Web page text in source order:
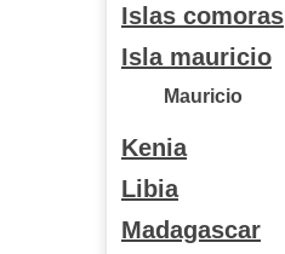
Islas comoras
Isla mauricio
Mauricio
Kenia
Libia
Madagascar